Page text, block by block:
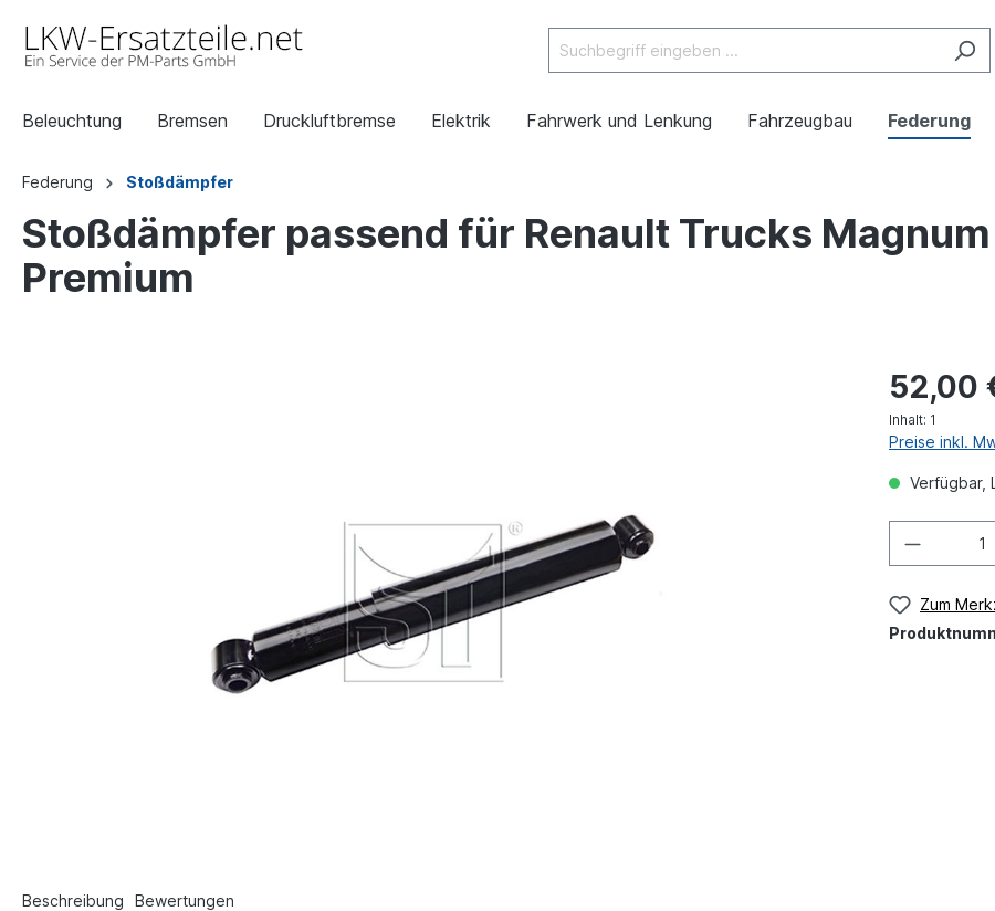
Beleuchtung Bremsen Druckluftbremse Elektrik Fahrwerk und Lenkung Fahrzeugbau Federung
Federung Stoßdämpfer
Stoßdämpfer passend für Renault Trucks
Premium
52,00
Inhalt: 1
Preise inkl.
Verfügbar,
Zum
Beschreibung Bewertungen